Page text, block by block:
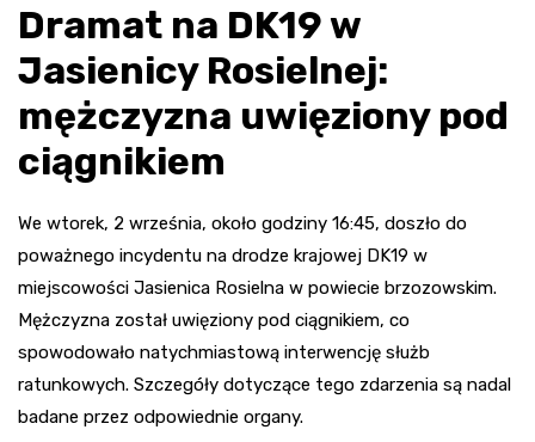
Dramat na DK19 w
Jasienicy Rosielnej:
mężczyzna uwięziony pod
ciągnikiem
We wtorek, 2 września, około godziny 16:45, doszło do
poważnego incydentu na drodze krajowej DK19 w
miejscowości Jasienica Rosielna w powiecie brzozowskim.
Mężczyzna został uwięziony pod ciągnikiem, co
spowodowało natychmiastową interwencję służb
ratunkowych. Szczegóły dotyczące tego zdarzenia są nadal
badane przez odpowiednie organy.